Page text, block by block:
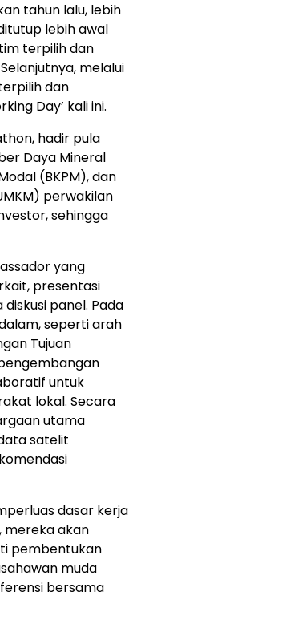
tahun lalu, lebih
lebih awal
terpilih dan
melalui
dan
Day’ kali ini.
hadir pula
Daya Mineral
(BKPM), dan
perwakilan
sehingga
yang
presentasi
panel. Pada
seperti arah
Tujuan
untuk
lokal. Secara
utama
satelit
dasar kerja
mereka akan
pembentukan
muda
bersama